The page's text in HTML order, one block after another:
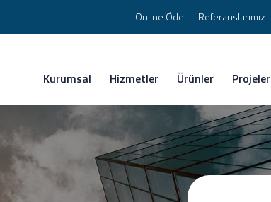
Online Öde Referanslarımız
Kurumsal Hizmetler Ürünler Projeler